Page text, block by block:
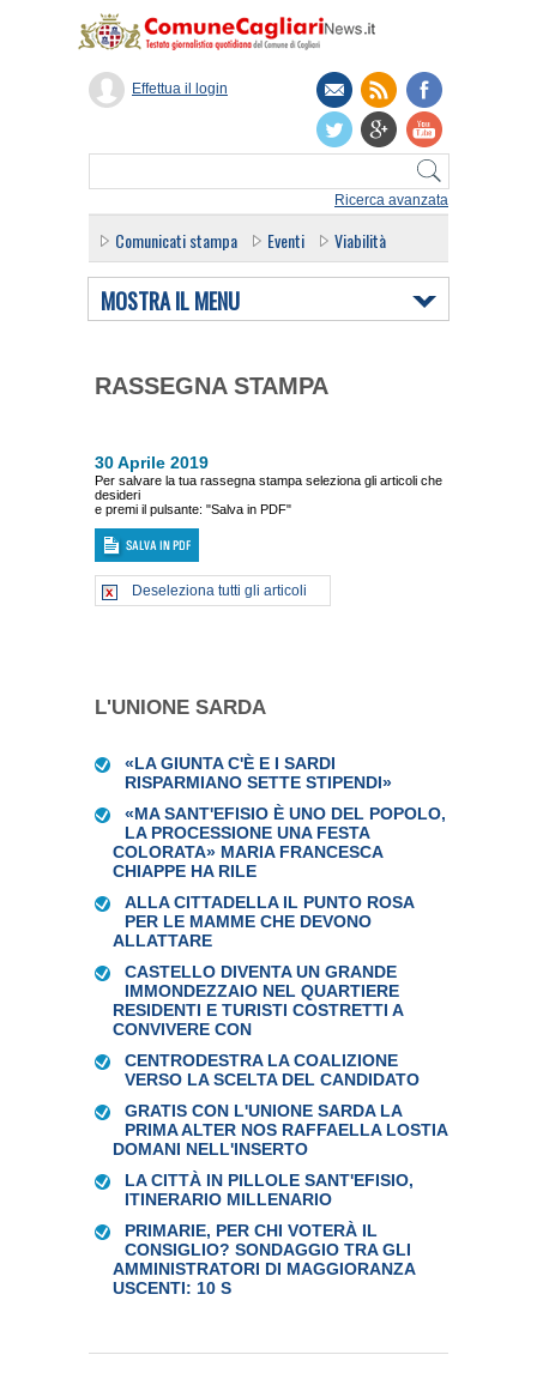
Ricerca avanzata
Effettua il login
Comunicati stampa Eventi Viabilità
MOSTRA IL MENU
RASSEGNA STAMPA
30 Aprile 2019
Per salvare la tua rassegna stampa seleziona gli articoli che
desideri
e premi il pulsante: "Salva in PDF"
Deseleziona tutti gli articoli
L'UNIONE SARDA
«LA GIUNTA C'È E I SARDI
RISPARMIANO SETTE STIPENDI»
«MA SANT'EFISIO È UNO DEL POPOLO,
LA PROCESSIONE UNA FESTA
COLORATA» MARIA FRANCESCA
CHIAPPE HA RILE
ALLA CITTADELLA IL PUNTO ROSA
PER LE MAMME CHE DEVONO
ALLATTARE
CASTELLO DIVENTA UN GRANDE
IMMONDEZZAIO NEL QUARTIERE
RESIDENTI E TURISTI COSTRETTI A
CONVIVERE CON
CENTRODESTRA LA COALIZIONE
VERSO LA SCELTA DEL CANDIDATO
GRATIS CON L'UNIONE SARDA LA
PRIMA ALTER NOS RAFFAELLA LOSTIA
DOMANI NELL'INSERTO
LA CITTÀ IN PILLOLE SANT'EFISIO,
ITINERARIO MILLENARIO
PRIMARIE, PER CHI VOTERÀ IL
CONSIGLIO? SONDAGGIO TRA GLI
AMMINISTRATORI DI MAGGIORANZA
USCENTI: 10 S